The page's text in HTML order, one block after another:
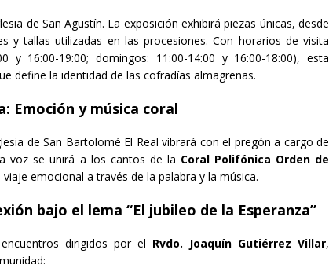
de San Agustín. La exposición exhibirá piezas únicas, desde
y tallas utilizadas en las procesiones. Con horarios de visita
y 16:00-19:00; domingos: 11:00-14:00 y 16:00-18:00), esta
define la identidad de las cofradías almagreñas.
Emoción y música coral
de San Bartolomé El Real vibrará con el pregón a cargo de
voz se unirá a los cantos de la Coral Polifónica Orden de
emocional a través de la palabra y la música.
bajo el lema “El jubileo de la Esperanza”
dirigidos por el Rvdo. Joaquín Gutiérrez Villar,